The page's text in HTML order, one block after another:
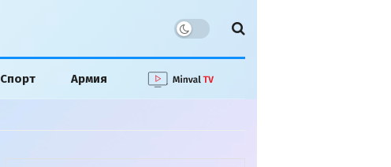
Спорт Армия